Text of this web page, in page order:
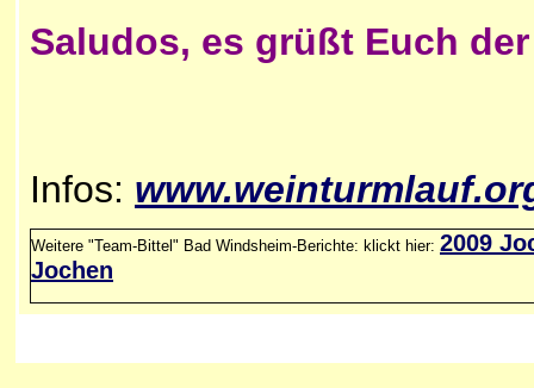
Saludos, es grüßt Euch
Infos: www.weinturmlauf
Weitere "Team-Bittel" Bad Windsheim-Berichte: klickt hier: 2009
Jochen